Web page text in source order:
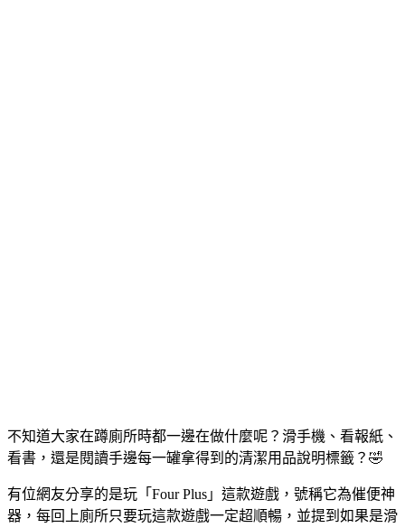
不知道大家在蹲廁所時都一邊在做什麼呢？滑手機、看報紙、
看書，還是閱讀手邊每一罐拿得到的清潔用品說明標籤？🤣
有位網友分享的是玩「Four Plus」這款遊戲，號稱它為催便神
器，每回上廁所只要玩這款遊戲一定超順暢，並提到如果是滑